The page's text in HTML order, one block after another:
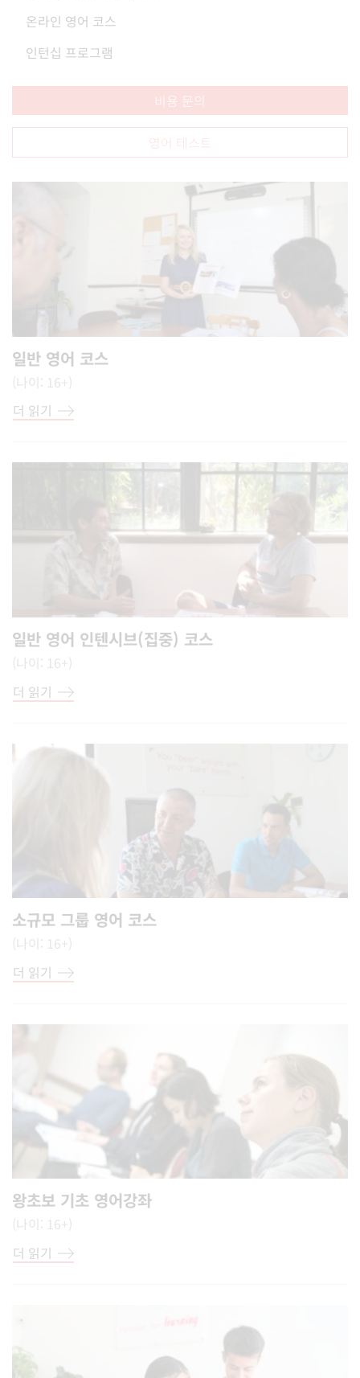
온라인 영어 코스
인턴십 프로그램
비용 문의
영어 테스트
일반 영어 코스
(나이: 16+)
더 읽기
일반 영어 인텐시브(집중) 코스
(나이: 16+)
더 읽기
소규모 그룹 영어 코스
(나이: 16+)
더 읽기
왕초보 기초 영어강좌
(나이: 16+)
더 읽기